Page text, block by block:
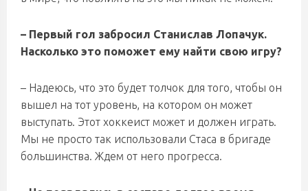
– Первый гол забросил Станислав Лопачук.
Насколько это поможет ему найти свою игру?
– Надеюсь, что это будет толчок для того, чтобы он
вышел на тот уровень, на котором он может
выступать. Этот хоккеист может и должен играть.
Мы не просто так использовали Стаса в бригаде
большинства. Ждем от него прогресса.